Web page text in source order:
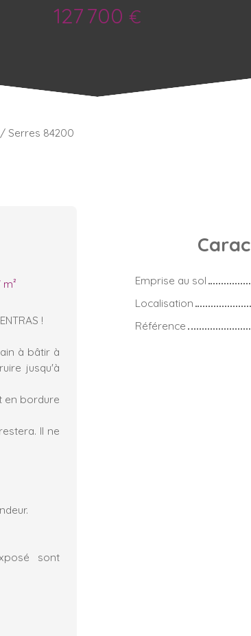
127 700 €
Serres 84200
m²
!
à bâtir à
jusqu'à
en bordure
Il ne
sont
Emprise au sol
Localisation
Référence